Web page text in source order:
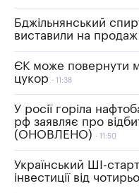
Бджільнянський
виставили на продаж
ЄК може повернути
цукор
11:38
У росії горіла
рф заявляє про
(ОНОВЛЕНО)
11:50
Український ШІ-
інвестиції від